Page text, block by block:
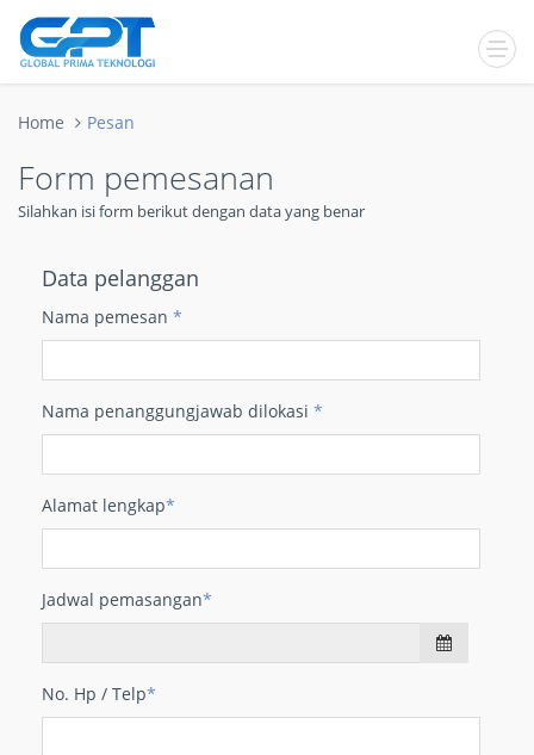
Home Pesan
Form pemesanan
Silahkan isi form berikut dengan data yang benar
Data pelanggan
Nama pemesan *
Nama penanggungjawab dilokasi *
Alamat lengkap*
Jadwal pemasangan*
No. Hp / Telp*